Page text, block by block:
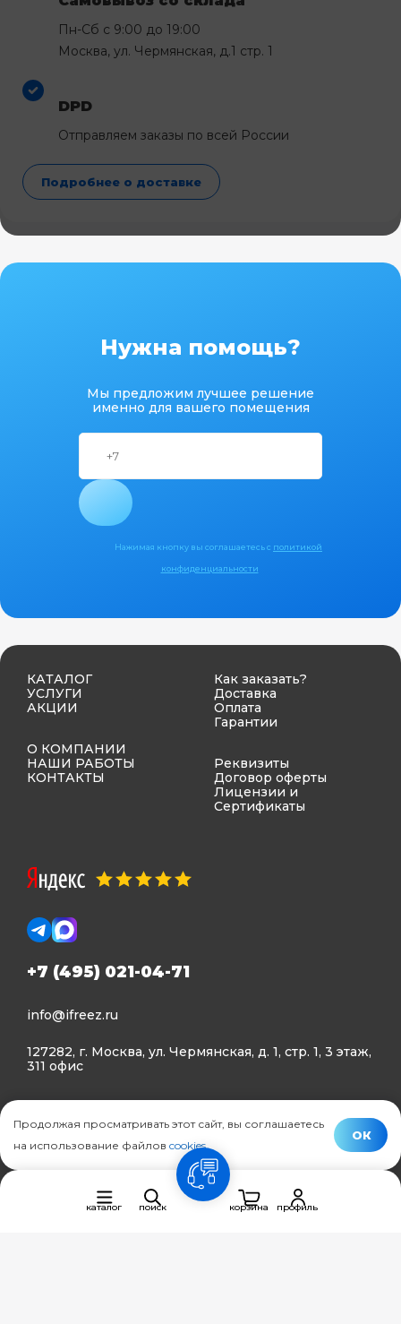
Пн-Сб с 9:00 до 19:00
Москва, ул. Чермянская, д.1 стр. 1
DPD
Отправляем заказы по всей России
Подробнее о доставке
Нужна помощь?
Мы предложим лучшее решение
именно для вашего помещения
Нажимая кнопку вы соглашаетесь с политикой
конфиденциальности
КАТАЛОГ
УСЛУГИ
АКЦИИ
О КОМПАНИИ
НАШИ РАБОТЫ
КОНТАКТЫ
Как заказать?
Доставка
Оплата
Гарантии
Реквизиты
Договор оферты
Лицензии и
Сертификаты
+7 (495) 021-04-71
info@ifreez.ru
127282, г. Москва, ул. Чермянская, д. 1, стр. 1, 3 этаж,
311 офис
Политика конфиденциальности
© Ifreez - продажа и установка климатической техники,
каталог поиск
связь
корзина
профиль
Продолжая просматривать этот сайт, вы соглашаетесь
на использование файлов cookies.
ОК